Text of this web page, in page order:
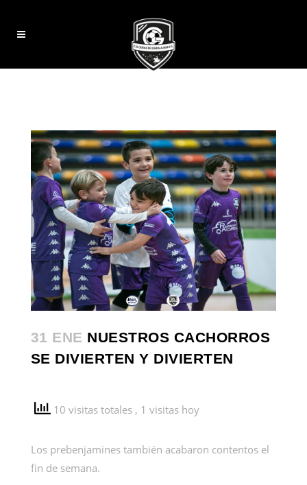
31 ENE NUESTROS CACHORROS
SE DIVIERTEN Y DIVIERTEN
10 visitas totales , 1 visitas hoy
Los prebenjamines también acabaron contentos el
fin de semana.